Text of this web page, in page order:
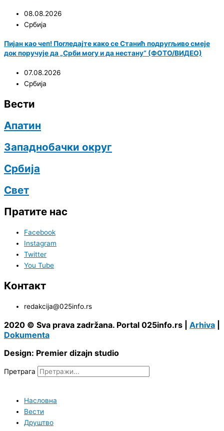
08.08.2026
Србија
Пијан као чеп! Погледајте како се Станић подругљиво смеје
док поручује да „Срби могу и да нестану“ (ФОТО/ВИДЕО)
07.08.2026
Србија
Вести
Апатин
Западнобачки округ
Србија
Свет
Пратите нас
Facebook
Instagram
Twitter
You Tube
Контакт
redakcija@025info.rs
2020 © Sva prava zadržana. Portal 025info.rs | Arhiva
Dokumenta
Design: Premier dizajn studio
Претрага
Насловна
Вести
Друштво